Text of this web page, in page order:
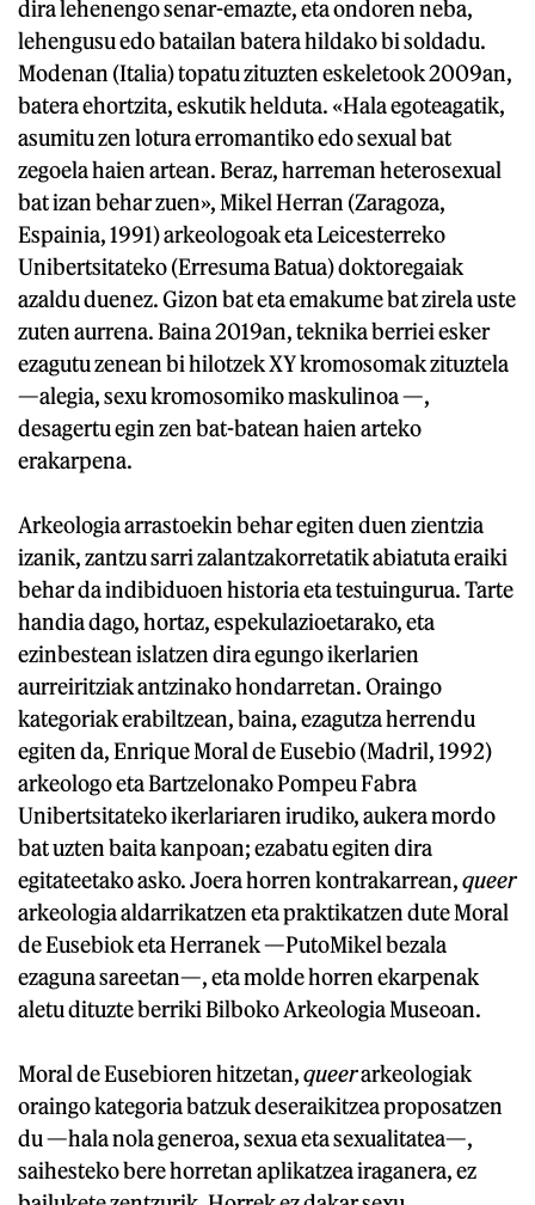
dira lehenengo senar-emazte, eta ondoren neba,
lehengusu edo batailan batera hildako bi soldadu.
Modenan (Italia) topatu zituzten eskeletook 2009an,
batera ehortzita, eskutik helduta. «Hala egoteagatik,
asumitu zen lotura erromantiko edo sexual bat
zegoela haien artean. Beraz, harreman heterosexual
bat izan behar zuen», Mikel Herran (Zaragoza,
Espainia, 1991) arkeologoak eta Leicesterreko
Unibertsitateko (Erresuma Batua) doktoregaiak
azaldu duenez. Gizon bat eta emakume bat zirela uste
zuten aurrena. Baina 2019an, teknika berriei esker
ezagutu zenean bi hilotzek XY kromosomak zituztela
—alegia, sexu kromosomiko maskulinoa —,
desagertu egin zen bat-batean haien arteko
erakarpena.
Arkeologia arrastoekin behar egiten duen zientzia
izanik, zantzu sarri zalantzakorretatik abiatuta eraiki
behar da indibiduoen historia eta testuingurua. Tarte
handia dago, hortaz, espekulazioetarako, eta
ezinbestean islatzen dira egungo ikerlarien
aurreiritziak antzinako hondarretan. Oraingo
kategoriak erabiltzean, baina, ezagutza herrendu
egiten da, Enrique Moral de Eusebio (Madril, 1992)
arkeologo eta Bartzelonako Pompeu Fabra
Unibertsitateko ikerlariaren irudiko, aukera mordo
bat uzten baita kanpoan; ezabatu egiten dira
egitateetako asko. Joera horren kontrakarrean,queer
arkeologia aldarrikatzen eta praktikatzen dute Moral
de Eusebiok eta Herranek —PutoMikel bezala
ezaguna sareetan—, eta molde horren ekarpenak
aletu dituzte berriki Bilboko Arkeologia Museoan.
Moral de Eusebioren hitzetan,queerarkeologiak
oraingo kategoria batzuk deseraikitzea proposatzen
du —hala nola generoa, sexua eta sexualitatea—,
saihesteko bere horretan aplikatzea iraganera, ez